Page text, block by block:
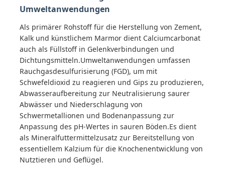
Umweltanwendungen
Als primärer Rohstoff für die Herstellung von Zement,
Kalk und künstlichem Marmor dient Calciumcarbonat
auch als Füllstoff in Gelenkverbindungen und
Dichtungsmitteln.Umweltanwendungen umfassen
Rauchgasdesulfurisierung (FGD), um mit
Schwefeldioxid zu reagieren und Gips zu produzieren,
Abwasseraufbereitung zur Neutralisierung saurer
Abwässer und Niederschlagung von
Schwermetallionen und Bodenanpassung zur
Anpassung des pH-Wertes in sauren Böden.Es dient
als Mineralfuttermittelzusatz zur Bereitstellung von
essentiellem Kalzium für die Knochenentwicklung von
Nutztieren und Geflügel.